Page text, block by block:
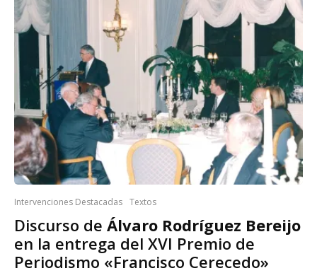
Intervenciones Destacadas Textos
Discurso de Álvaro Rodríguez Bereijo
en la entrega del XVI Premio de
Periodismo «Francisco Cerecedo»